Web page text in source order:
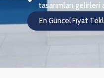
tasarımları gelirleri
En Güncel Fiyat